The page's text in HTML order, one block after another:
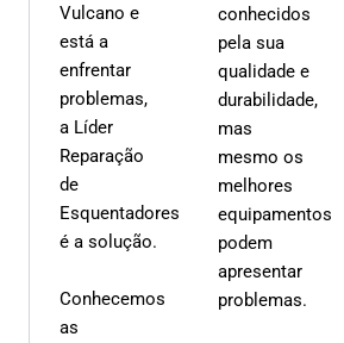
Vulcano e
está a
enfrentar
problemas,
a Líder
Reparação
de
Esquentadores
é a solução.
Conhecemos
as
conhecidos
pela sua
qualidade e
durabilidade,
mas
mesmo os
melhores
equipamentos
podem
apresentar
problemas.